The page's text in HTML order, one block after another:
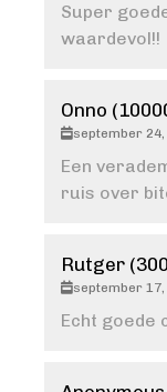
Super
waardevol!!
Onno
september 24,
Een
ruis over
Rutger
september 17,
Echt goede